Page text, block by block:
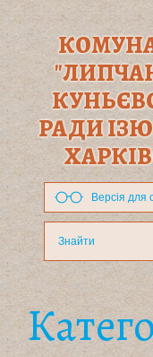
РАДИ
Версія для